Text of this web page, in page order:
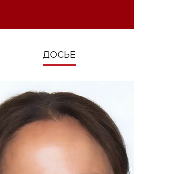
ДОСЬЕ